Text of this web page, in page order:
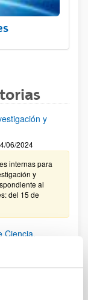
y
06/2024
internas para
y
al
del 15 de
de junio de